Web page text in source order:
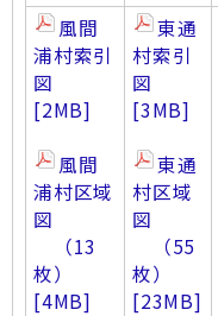
風間
浦村索引
図
[2MB]
風間
浦村区域
図
（13
枚）
[4MB]
東通
村索引
図
[3MB]
東通
村区域
図
（55
枚）
[23MB]